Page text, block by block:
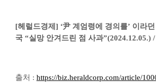
[헤럴드경제] ‘尹 계엄령에 경의를’ 이라
국 “실망 안겨드린 점 사과”(2024.12.05.)
출처 : https://biz.heraldcorp.com/article/